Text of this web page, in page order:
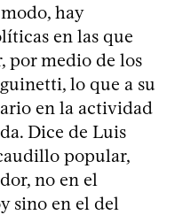
hay
en las que
por medio de los
lo que a su
en la actividad
Dice de Luis
popular,
no en el
sino en el del